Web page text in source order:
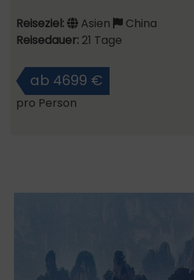
Reiseziel: Asien
China
Reisedauer: 21 Tage
ab 4699 €
pro Person